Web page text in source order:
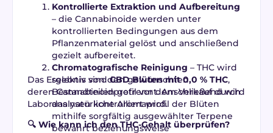
Kontrollierte Extraktion und Aufbereitung
– die Cannabinoide werden unter
kontrollierten Bedingungen aus dem
Pflanzenmaterial gelöst und anschließend
gezielt aufbereitet.
Chromatografische Reinigung – THC wird
selektiv von den gewünschten
Bestandteilen getrennt. Anschließend wird
das natürliche Aromaprofil der Blüten
mithilfe sorgfältig ausgewählter Terpene
bewahrt beziehungsweise
Das Ergebnis sindCBD Blüten mit 0,0 % THC,
deren Cannabinoidprofil vor dem Verkauf durch
Laboranalysen kontrolliert wird.
🔍 Wie kann ich den THC-Gehalt überprüfen?